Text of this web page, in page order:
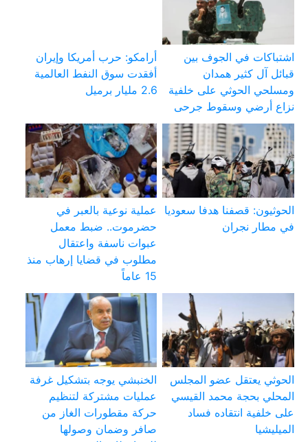
اشتباكات في الجوف بين
قبائل آل كثير همدان
ومسلحي الحوثي على خلفية
نزاع أرضي وسقوط جرحى
أرامكو: حرب أمريكا وإيران
أفقدت سوق النفط العالمية
2.6 مليار برميل
الحوثيون: قصفنا هدفا سعوديا
في مطار نجران
عملية نوعية بالعبر في
حضرموت.. ضبط معمل
عبوات ناسفة واعتقال
مطلوب في قضايا إرهاب منذ
15 عاماً
الحوثي يعتقل عضو المجلس
المحلي بحجة محمد القيسي
على خلفية انتقاده فساد
الميليشيا
الخنبشي يوجه بتشكيل غرفة
عمليات مشتركة لتنظيم
حركة مقطورات الغاز من
صافر وضمان وصولها